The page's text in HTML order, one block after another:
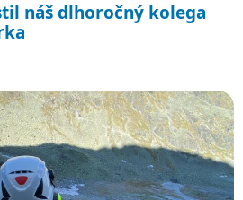
náš dlhoročný kolega